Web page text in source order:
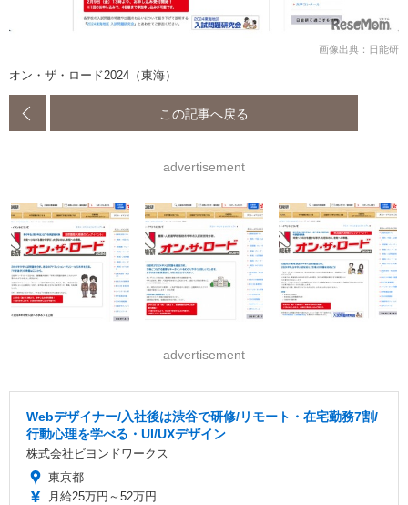
画像出典：日能研
オン・ザ・ロード2024（東海）
この記事へ戻る
advertisement
advertisement
Webデザイナー/入社後は渋谷で研修/リモート・在宅勤務7割/
行動心理を学べる・UI/UXデザイン
株式会社ビヨンドワークス
東京都
月給25万円～52万円